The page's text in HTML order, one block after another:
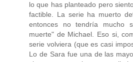
lo que has planteado pero
factible. La serie ha muerto
entonces no tendría mucho
muerte" de Michael. Eso si,
serie volviera (que es casi
Lo de Sara fue una de las